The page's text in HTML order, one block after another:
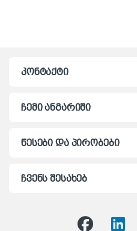
კონტაქტი
ჩემი ანგარიში
წესები და პირობები
ჩვენს შესახებ